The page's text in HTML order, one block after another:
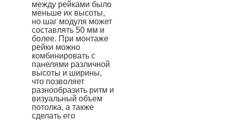
между рейками было
меньше их высоты,
но шаг модуля может
составлять 50 мм и
более. При монтаже
рейки можно
комбинировать с
панелями различной
высоты и ширины,
что позволяет
разнообразить ритм и
визуальный объем
потолка, а также
сделать его